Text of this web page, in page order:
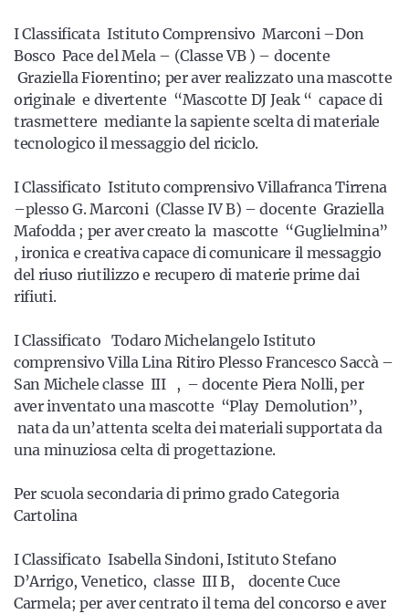
I Classificata Istituto Comprensivo Marconi –Don
Bosco Pace del Mela – (Classe VB ) – docente
Graziella Fiorentino; per aver realizzato una mascotte
originale e divertente “Mascotte DJ Jeak “ capace di
trasmettere mediante la sapiente scelta di materiale
tecnologico il messaggio del riciclo.
I Classificato Istituto comprensivo Villafranca Tirrena
–plesso G. Marconi (Classe IV B) – docente Graziella
Mafodda ; per aver creato la mascotte “Guglielmina”
, ironica e creativa capace di comunicare il messaggio
del riuso riutilizzo e recupero di materie prime dai
rifiuti.
I Classificato Todaro Michelangelo Istituto
comprensivo Villa Lina Ritiro Plesso Francesco Saccà –
San Michele classe III , – docente Piera Nolli, per
aver inventato una mascotte “Play Demolution”,
nata da un’attenta scelta dei materiali supportata da
una minuziosa celta di progettazione.
Per scuola secondaria di primo grado Categoria
Cartolina
I Classificato Isabella Sindoni, Istituto Stefano
D’Arrigo, Venetico, classe III B, docente Cuce
Carmela; per aver centrato il tema del concorso e aver